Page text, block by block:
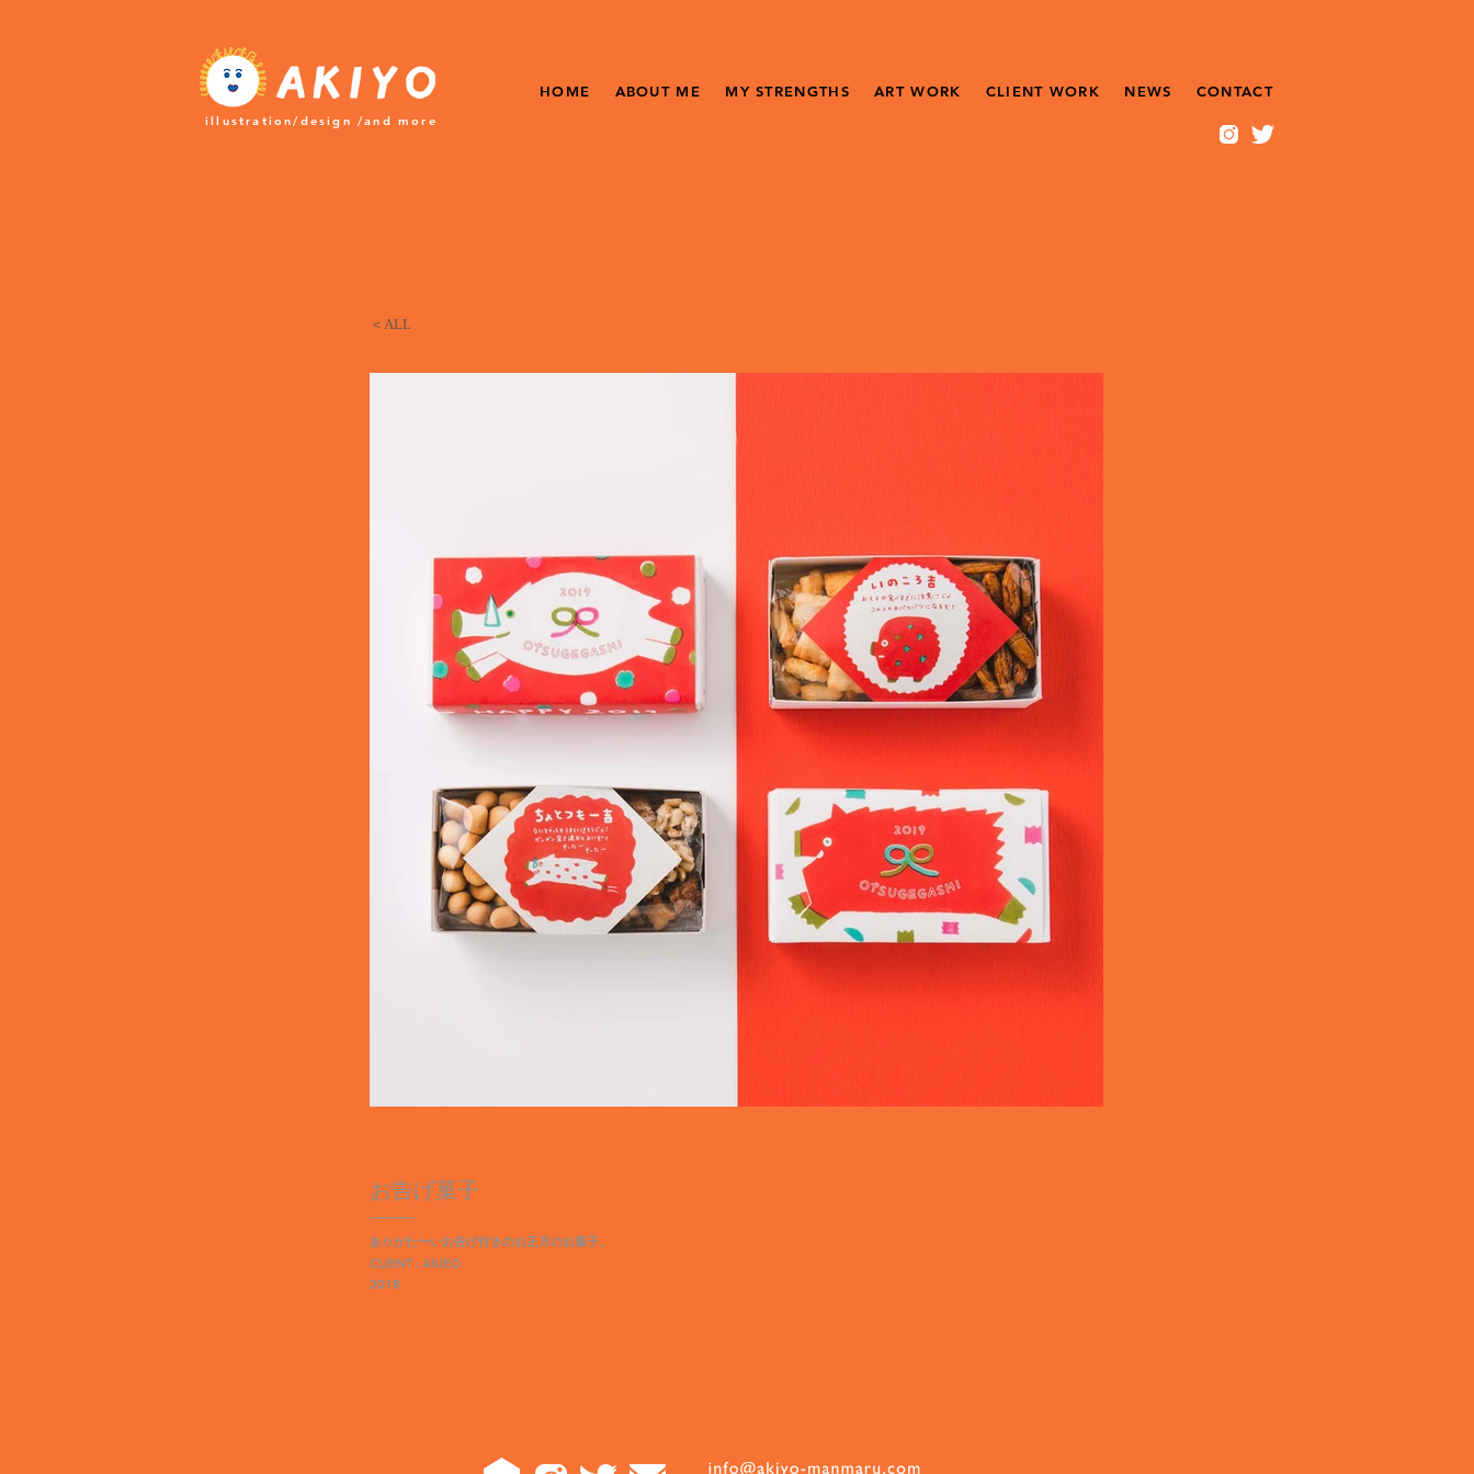
​illustration/design /and more
HOME ABOUT ME MY STRENGTHS ART WORK CLIENT WORK NEWS CONTACT
＜ALL
お告げ菓子
CLIENT : AIUEO
2018
ありがた〜いお告げ付きのお正月のお菓子。